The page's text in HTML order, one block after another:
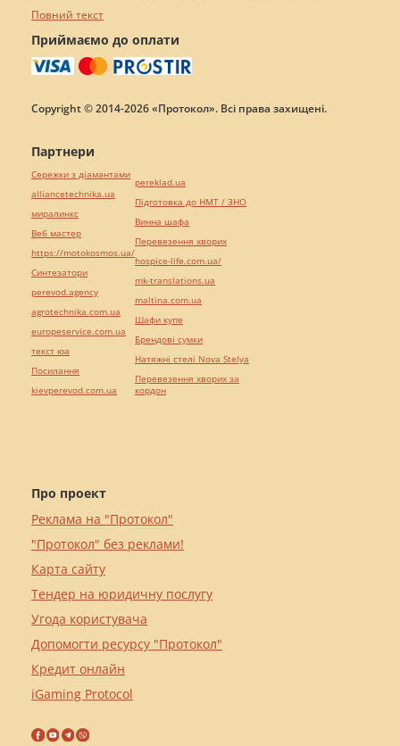
Повний текст
Приймаємо до оплати
Copyright © 2014-2026 «Протокол». Всі права захищені.
Про проект
Реклама на "Протокол"
"Протокол" без реклами!
Карта сайту
Тендер на юридичну послугу
Угода користувача
Допомогти ресурсу "Протокол"
Кредит онлайн
iGaming Protocol
Партнери
Сережки з діамантами
alliancetechnika.ua
миралинкс
Веб мастер
https://motokosmos.ua/
Синтезатори
perevod.agency
agrotechnika.com.ua
europeservice.com.ua
текст юа
Посилання
kievperevod.com.ua
pereklad.ua
Підготовка до НМТ / ЗНО
Винна шафа
Перевезення хворих
hospice-life.com.ua/
mk-translations.ua
maltina.com.ua
Шафи купе
Брендові сумки
Натяжні стелі Nova Stelya
Перевезення хворих за
кордон